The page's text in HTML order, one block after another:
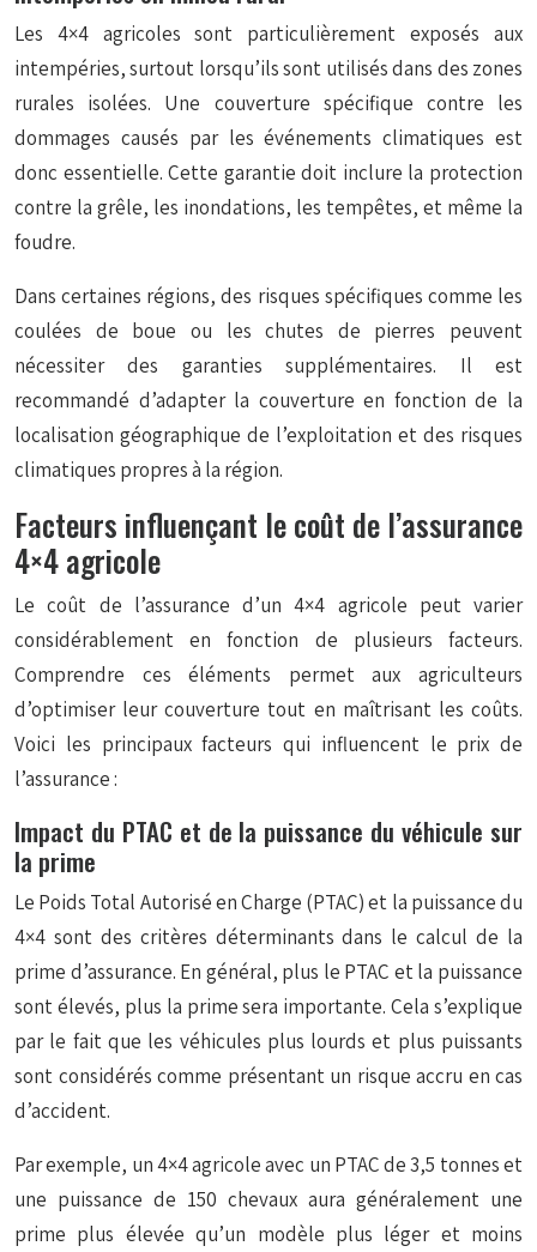
Les 4×4 agricoles sont particulièrement exposés aux
intempéries, surtout lorsqu’ils sont utilisés dans des zones
rurales isolées. Une couverture spécifique contre les
dommages causés par les événements climatiques est
donc essentielle. Cette garantie doit inclure la protection
contre la grêle, les inondations, les tempêtes, et même la
foudre.
Dans certaines régions, des risques spécifiques comme les
coulées de boue ou les chutes de pierres peuvent
nécessiter des garanties supplémentaires. Il est
recommandé d’adapter la couverture en fonction de la
localisation géographique de l’exploitation et des risques
climatiques propres à la région.
Facteurs influençant le coût de l’assurance
4×4 agricole
Le coût de l’assurance d’un 4×4 agricole peut varier
considérablement en fonction de plusieurs facteurs.
Comprendre ces éléments permet aux agriculteurs
d’optimiser leur couverture tout en maîtrisant les coûts.
Voici les principaux facteurs qui influencent le prix de
l’assurance :
Impact du PTAC et de la puissance du véhicule sur
la prime
Le Poids Total Autorisé en Charge (PTAC) et la puissance du
4×4 sont des critères déterminants dans le calcul de la
prime d’assurance. En général, plus le PTAC et la puissance
sont élevés, plus la prime sera importante. Cela s’explique
par le fait que les véhicules plus lourds et plus puissants
sont considérés comme présentant un risque accru en cas
d’accident.
Par exemple, un 4×4 agricole avec un PTAC de 3,5 tonnes et
une puissance de 150 chevaux aura généralement une
prime plus élevée qu’un modèle plus léger et moins